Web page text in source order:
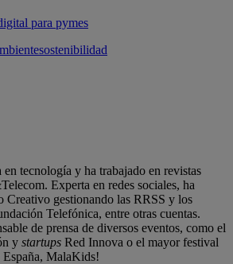
para pymes
sostenibilidad
en tecnología y ha trabajado en revistas
Experta en redes sociales, ha
Creativo gestionando las RRSS y los
Telefónica, entre otras cuentas.
de prensa de diversos eventos, como el
y startups Red Innova o el mayor festival
España, MalaKids!